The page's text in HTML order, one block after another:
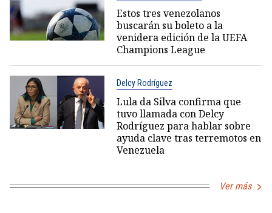
Estos tres venezolanos
buscarán su boleto a la
venidera edición de la UEFA
Champions League
Delcy Rodríguez
Lula da Silva confirma que
tuvo llamada con Delcy
Rodríguez para hablar sobre
ayuda clave tras terremotos en
Venezuela
Ver más